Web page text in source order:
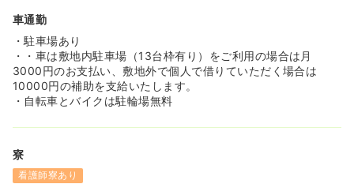
車通勤
・駐車場あり
・・車は敷地内駐車場（13台枠有り）をご利用の場合は月
3000円のお支払い、敷地外で個人で借りていただく場合は
10000円の補助を支給いたします。
・自転車とバイクは駐輪場無料
寮
看護師寮あり